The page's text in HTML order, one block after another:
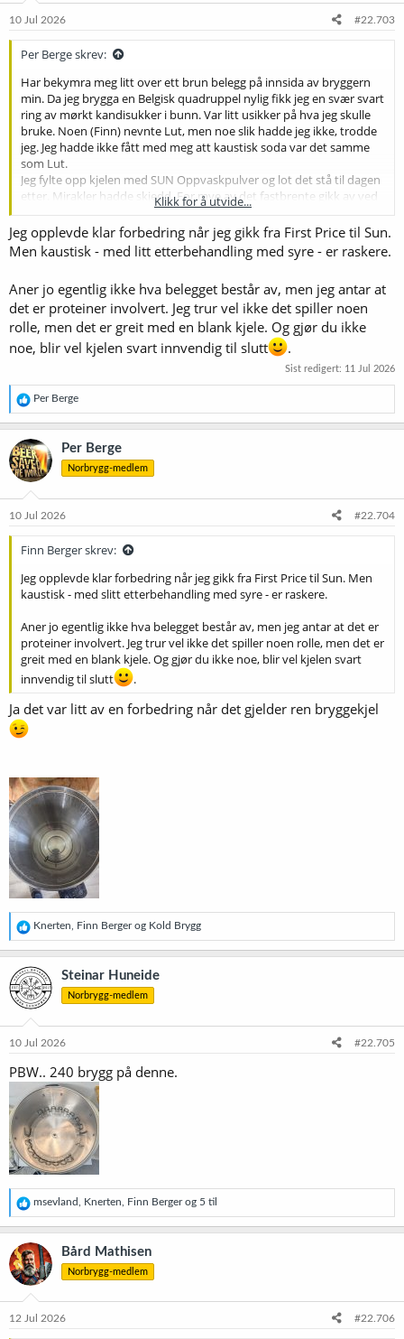
e
10 Jul 2026 #22.703
Per Berge skrev:
Har bekymra meg litt over ett brun belegg på innsida av bryggern
min. Da jeg brygga en Belgisk quadruppel nylig fikk jeg en svær svart
ring av mørkt kandisukker i bunn. Var litt usikker på hva jeg skulle
bruke. Noen (Finn) nevnte Lut, men noe slik hadde jeg ikke, trodde
jeg. Jeg hadde ikke fått med meg att kaustisk soda var det samme
som Lut.
Jeg fylte opp kjelen med SUN Oppvaskpulver og lot det stå til dagen
etter. Mirakler hadde skjedd. For mye av det fastbrente gikk av ved
litt gnukking. Fylte på med mer SUN og lot det stå enda en dag. Så
var alt borte.
Etter denne erfaringa tenkte jeg på dette brune belegget jeg ei
varmtvann og SUN. Satte på en spreder jeg bruker til skylling og lot
den stå noen timer. Gikk tilbake og fant kjelen rein som bare det.
SUN Oppvask pulver der altså.
Klikk for å utvide...
Jeg opplevde klar forbedring når jeg gikk fra First Price til Sun.
Men kaustisk - med litt etterbehandling med syre - er raskere.
Aner jo egentlig ikke hva belegget består av, men jeg antar at
det er proteiner involvert. Jeg trur vel ikke det spiller noen
rolle, men det er greit med en blank kjele. Og gjør du ikke
noe, blir vel kjelen svart innvendig til slutt
.
Sist redigert: 11 Jul 2026
R
e
a
k
s
j
o
e
Per Berge
Per Berge
Norbrygg-medlem
10 Jul 2026 #22.704
Finn Berger skrev:
Jeg opplevde klar forbedring når jeg gikk fra First Price til Sun. Men
kaustisk - med slitt etterbehandling med syre - er raskere.
Aner jo egentlig ikke hva belegget består av, men jeg antar at det er
proteiner involvert. Jeg trur vel ikke det spiller noen rolle, men det er
greit med en blank kjele. Og gjør du ikke noe, blir vel kjelen svart
innvendig til slutt
.
Ja det var litt av en forbedring når det gjelder ren bryggekjel
R
e
a
k
s
j
o
e
:
Knerten Finn Bergerog Kold Brygg
Steinar Huneide
Norbrygg-medlem
10 Jul 2026 #22.705
PBW.. 240 brygg på denne.
R
e
a
k
s
j
o
e
msevland Knerten Finn Bergerog 5 til
Bård Mathisen
Norbrygg-medlem
12 Jul 2026 #22.706